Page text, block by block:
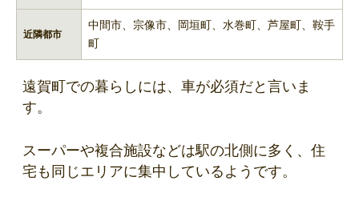
近隣都市
中間市、宗像市、岡垣町、水巻町、芦屋町、鞍手
町
遠賀町での暮らしには、車が必須だと言いま
す。
スーパーや複合施設などは駅の北側に多く、住
宅も同じエリアに集中しているようです。